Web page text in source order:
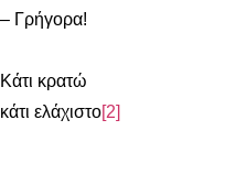
– Γρήγορα!
Κάτι κρατώ
κάτι ελάχιστο[2]